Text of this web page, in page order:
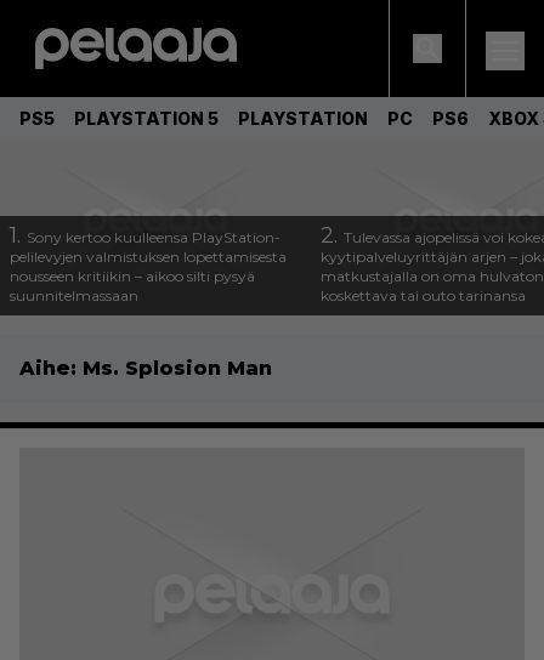
PS5 PLAYSTATION 5 PLAYSTATION PC PS6 XBOX
1. Sony kertoo kuulleensa PlayStation-
pelilevyjen valmistuksen lopettamisesta
nousseen kritiikin – aikoo silti pysyä
suunnitelmassaan
2. Tulevassa ajopelissä voi
kyytipalveluyrittäjän arjen –
matkustajalla on oma
koskettava tai outo tarinansa
Aihe: Ms. Splosion Man